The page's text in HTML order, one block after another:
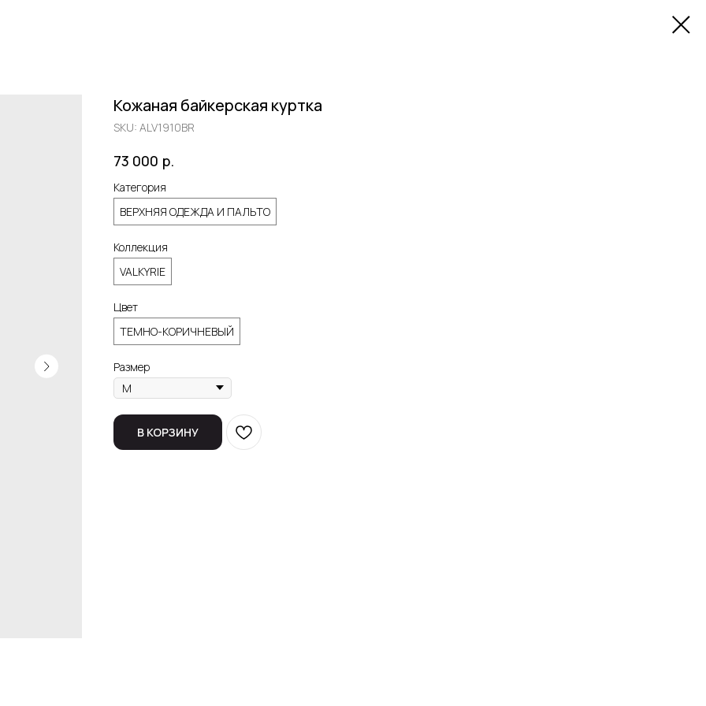
Кожаная байкерская куртка
SKU: ALV1910BR
73 000 р.
Категория
ВЕРХНЯЯ ОДЕЖДА И ПАЛЬТО
Коллекция
VALKYRIE
Цвет
ТЕМНО-КОРИЧНЕВЫЙ
Размер
В КОРЗИНУ